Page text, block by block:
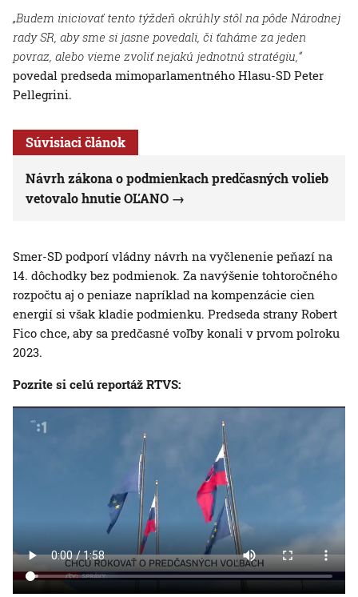
„Budem iniciovať tento týždeň okrúhly stôl na pôde Národnej
rady SR, aby sme si jasne povedali, či ťaháme za jeden
povraz, alebo vieme zvoliť nejakú jednotnú stratégiu,“
povedal predseda mimoparlamentného Hlasu-SD Peter
Pellegrini.
Súvisiaci článok
Návrh zákona o podmienkach predčasných volieb
vetovalo hnutie OĽANO
Smer-SD podporí vládny návrh na vyčlenenie peňazí na
14. dôchodky bez podmienok. Za navýšenie tohtoročného
rozpočtu aj o peniaze napríklad na kompenzácie cien
energií si však kladie podmienku. Predseda strany Robert
Fico chce, aby sa predčasné voľby konali v prvom polroku
2023.
Pozrite si celú reportáž RTVS: